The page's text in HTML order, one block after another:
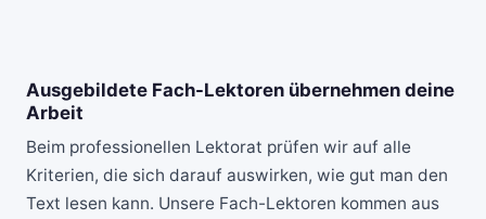
Ausgebildete Fach-Lektoren übernehmen deine
Arbeit
Beim professionellen Lektorat prüfen wir auf alle
Kriterien, die sich darauf auswirken, wie gut man den
Text lesen kann. Unsere Fach-Lektoren kommen aus